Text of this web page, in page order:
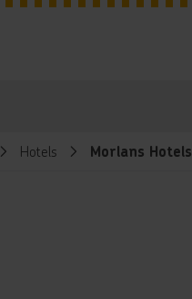
Hotels Morlans Hotels